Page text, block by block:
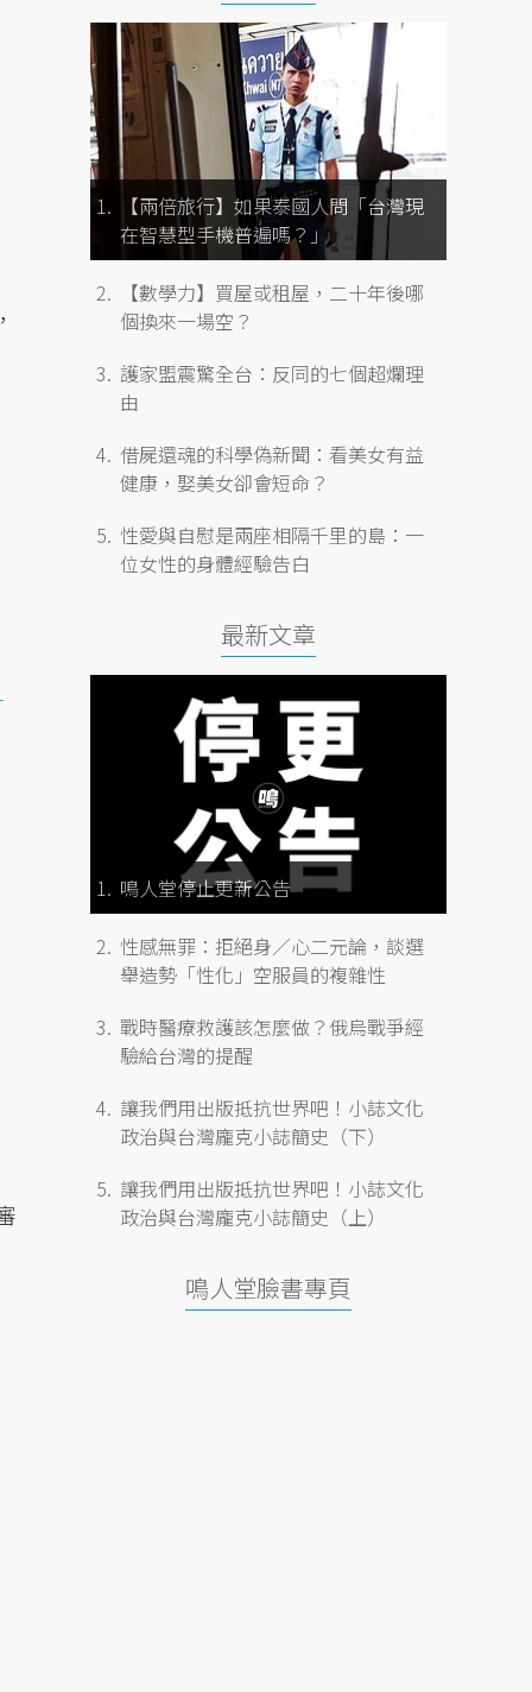
【兩倍旅行】如果泰國人問「台灣現
在智慧型手機普遍嗎？」
【數學力】買屋或租屋，二十年後哪
個換來一場空？
護家盟震驚全台：反同的七個超爛理
由
借屍還魂的科學偽新聞：看美女有益
健康，娶美女卻會短命？
性愛與自慰是兩座相隔千里的島：一
位女性的身體經驗告白
最新文章
鳴人堂停止更新公告
性感無罪：拒絕身／心二元論，談選
舉造勢「性化」空服員的複雜性
戰時醫療救護該怎麼做？俄烏戰爭經
驗給台灣的提醒
讓我們用出版抵抗世界吧！小誌文化
政治與台灣龐克小誌簡史（下）
讓我們用出版抵抗世界吧！小誌文化
政治與台灣龐克小誌簡史（上）
鳴人堂臉書專頁